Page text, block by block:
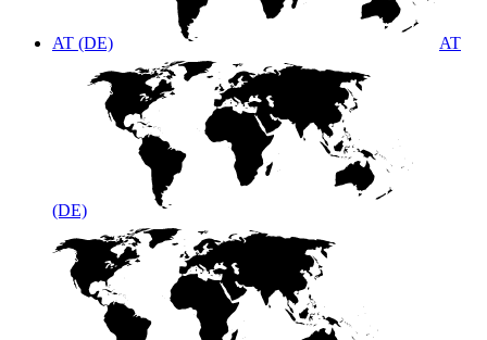
AT (DE) AT
(DE)